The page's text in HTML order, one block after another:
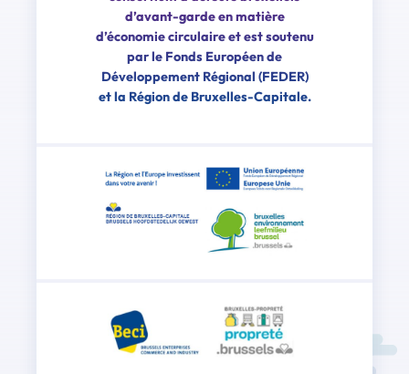
d’avant-garde en matière
d’économie circulaire et est soutenu
par le Fonds Européen de
Développement Régional (FEDER)
et la Région de Bruxelles-Capitale.